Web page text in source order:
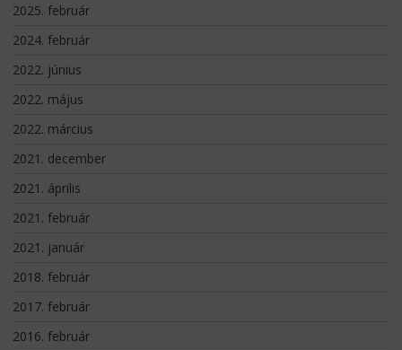
2025. február
2024. február
2022. június
2022. május
2022. március
2021. december
2021. április
2021. február
2021. január
2018. február
2017. február
2016. február